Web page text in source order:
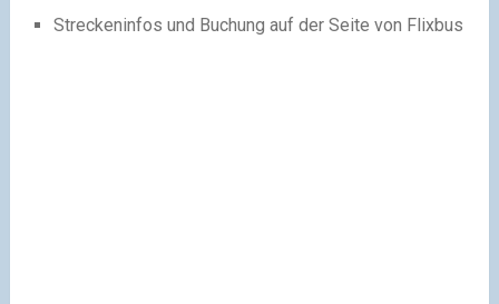
Streckeninfos und Buchung auf der Seite von Flixbus